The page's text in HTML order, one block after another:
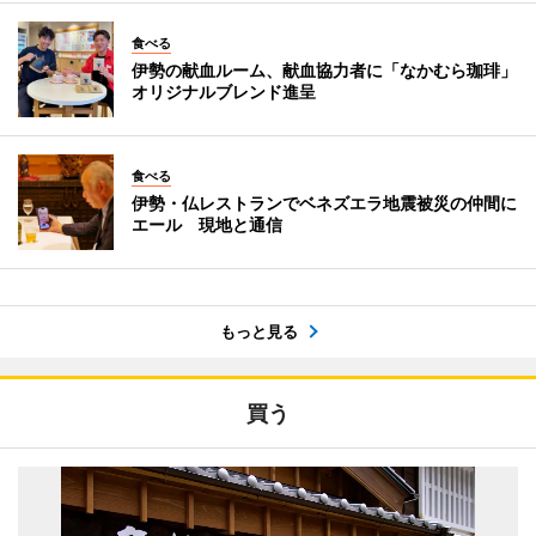
食べる
伊勢の献血ルーム、献血協力者に「なかむら珈琲」
オリジナルブレンド進呈
食べる
伊勢・仏レストランでベネズエラ地震被災の仲間に
エール 現地と通信
もっと見る
買う